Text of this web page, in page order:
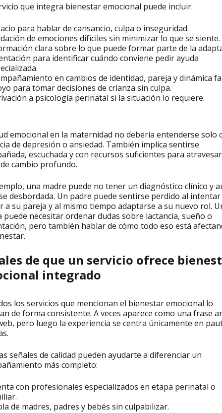
que integra bienestar emocional puede incluir:
para hablar de cansancio, culpa o inseguridad.
de emociones difíciles sin minimizar lo que se siente.
clara sobre lo que puede formar parte de la
para identificar cuándo conviene pedir ayuda
en cambios de identidad, pareja y dinámica
para tomar decisiones de crianza sin culpa.
a psicología perinatal si la situación lo requiere.
emocional en la maternidad no debería entenderse solo
de depresión o ansiedad. También implica sentirse
escuchada y con recursos suficientes para
cambio profundo.
una madre puede no tener un diagnóstico clínico y
desbordada. Un padre puede sentirse perdido al intentar
a su pareja y al mismo tiempo adaptarse a su nuevo rol.
puede necesitar ordenar dudas sobre lactancia, sueño o
pero también hablar de cómo todo eso está
de que un servicio ofrece
integrado
los servicios que mencionan el bienestar emocional lo
de forma consistente. A veces aparece como una frase
pero luego la experiencia se centra únicamente en
señales de calidad pueden ayudarte a diferenciar un
más completo:
con profesionales especializados en etapa perinatal o
de madres, padres y bebés sin culpabilizar.